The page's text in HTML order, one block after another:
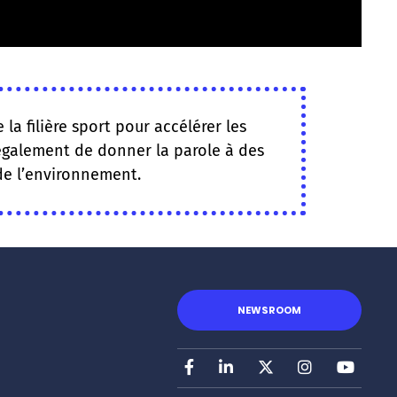
la filière sport pour accélérer les
de donner la parole à des
l’environnement.
NEWSROOM
Facebook
LinkedIn Instagram